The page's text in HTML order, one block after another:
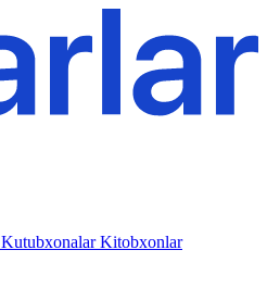
KutubxonalarKitobxonlar